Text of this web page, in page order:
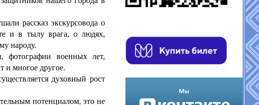
рассказ экскурсовода о
и в тылу врага, о людях,
народу.
фотографии военных лет,
и многое другое.
духовный рост
потенциалом, это не